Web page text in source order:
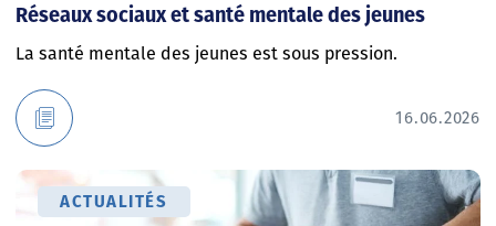
Réseaux sociaux et santé mentale des jeunes
La santé mentale des jeunes est sous pression.
16.06.2026
ACTUALITÉS